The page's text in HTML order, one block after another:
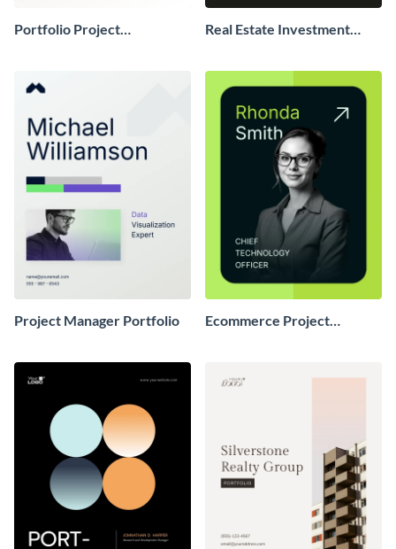
Portfolio Project
Real Estate Investment
Project Manager Portfolio
Ecommerce Project